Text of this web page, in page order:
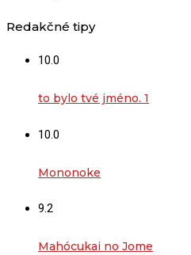
Redakčné tipy
10.0
to bylo tvé jméno. 1
10.0
Mononoke
9.2
Mahócukai no Jome